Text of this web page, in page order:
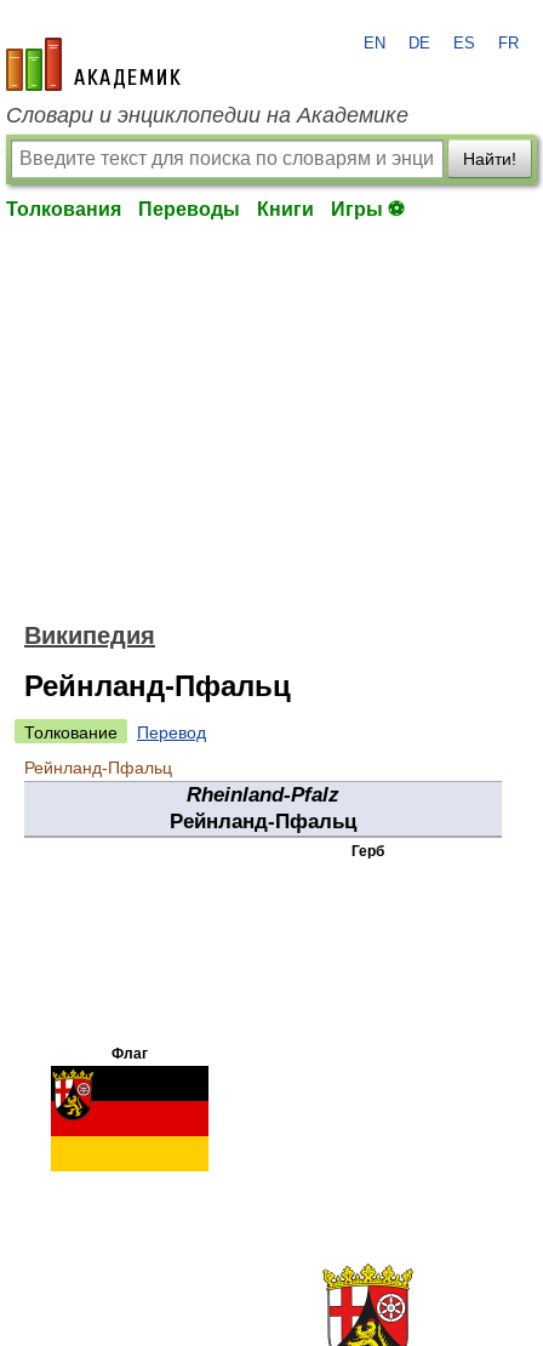
academic.ru
EN DE ES FR
Словари и энциклопедии на Академике
Найти!
Толкования Переводы Книги Игры ⚽
Википедия
Рейнланд-Пфальц
Толкование
Перевод
Рейнланд-Пфальц
Rheinland-Pfalz
Рейнланд-Пфальц
Флаг
Герб